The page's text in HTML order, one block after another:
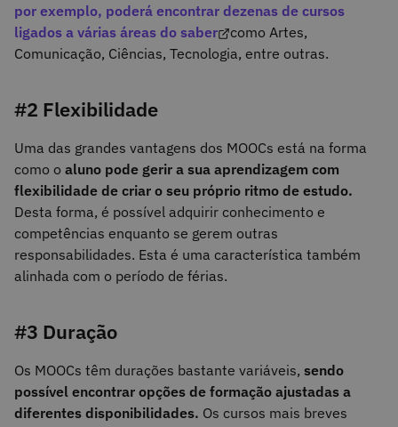
por exemplo, poderá encontrar dezenas de cursos
ligados a várias áreas do saber
como Artes,
Comunicação, Ciências, Tecnologia, entre outras.
#2 Flexibilidade
Uma das grandes vantagens dos MOOCs está na forma
como o aluno pode gerir a sua aprendizagem com
flexibilidade de criar o seu próprio ritmo de estudo.
Desta forma, é possível adquirir conhecimento e
competências enquanto se gerem outras
responsabilidades. Esta é uma característica também
alinhada com o período de férias.
#3 Duração
Os MOOCs têm durações bastante variáveis, sendo
possível encontrar opções de formação ajustadas a
diferentes disponibilidades. Os cursos mais breves